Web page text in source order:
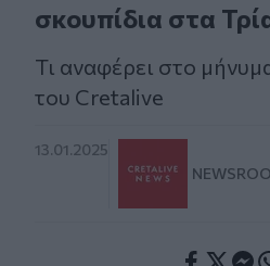
σκουπίδια στα
Τι αναφέρει στο
του Cretalive
13.01.2025